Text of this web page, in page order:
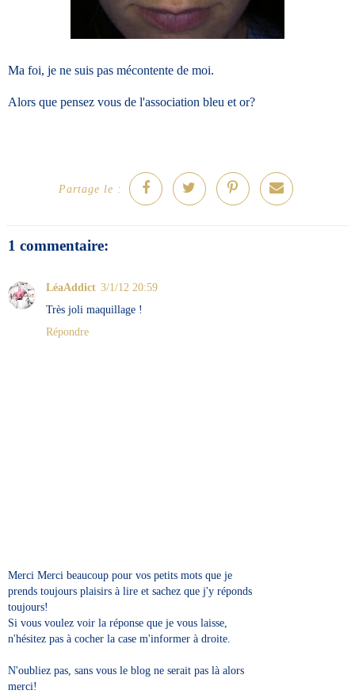
Ma foi, je ne suis pas mécontente de moi.
Alors que pensez vous de l'association bleu et or?
Partage le :
1 commentaire:
LéaAddict 3/1/12 20:59
Très joli maquillage !
Répondre
Merci Merci beaucoup pour vos petits mots que je
prends toujours plaisirs à lire et sachez que j'y réponds
toujours!
Si vous voulez voir la réponse que je vous laisse,
n'hésitez pas à cocher la case m'informer à droite.
N'oubliez pas, sans vous le blog ne serait pas là alors
merci!